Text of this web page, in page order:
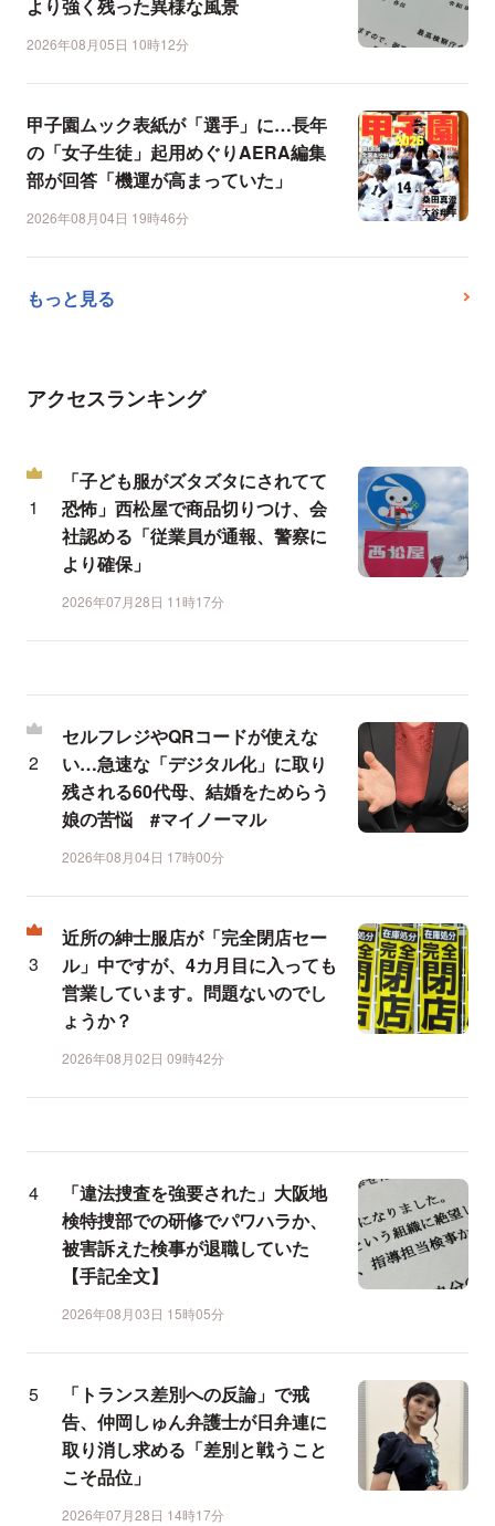
より強く残った異様な風景
2026年08月05日 10時12分
甲子園ムック表紙が「選手」に…長年
の「女子生徒」起用めぐりAERA編集
部が回答「機運が高まっていた」
2026年08月04日 19時46分
もっと見る
アクセスランキング
「子ども服がズタズタにされてて
恐怖」西松屋で商品切りつけ、会
社認める「従業員が通報、警察に
より確保」
2026年07月28日 11時17分
セルフレジやQRコードが使えな
い…急速な「デジタル化」に取り
残される60代母、結婚をためらう
娘の苦悩 #マイノーマル
2026年08月04日 17時00分
近所の紳士服店が「完全閉店セー
ル」中ですが、4カ月目に入っても
営業しています。問題ないのでし
ょうか？
2026年08月02日 09時42分
「違法捜査を強要された」大阪地
検特捜部での研修でパワハラか、
被害訴えた検事が退職していた
【手記全文】
2026年08月03日 15時05分
「トランス差別への反論」で戒
告、仲岡しゅん弁護士が日弁連に
取り消し求める「差別と戦うこと
こそ品位」
2026年07月28日 14時17分